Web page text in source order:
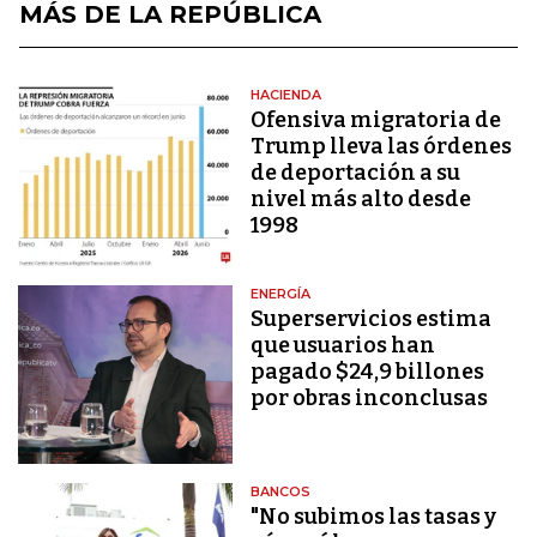
MÁS DE LA REPÚBLICA
HACIENDA
Ofensiva migratoria de
Trump lleva las órdenes
de deportación a su
nivel más alto desde
1998
ENERGÍA
Superservicios estima
que usuarios han
pagado $24,9 billones
por obras inconclusas
BANCOS
"No subimos las tasas y